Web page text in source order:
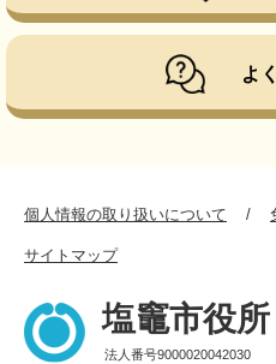
よ
個人情報の取り扱いについて
サイトマップ
塩竈市役所
法人番号9000020042030